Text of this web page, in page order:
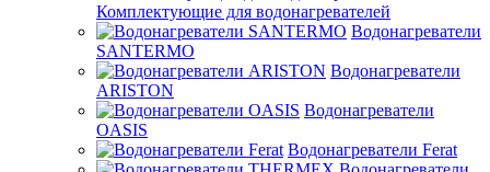
Комплектующие для водонагревателей
Водонагреватели
SANTERMO
Водонагреватели
ARISTON
Водонагреватели
OASIS
Водонагреватели Ferat